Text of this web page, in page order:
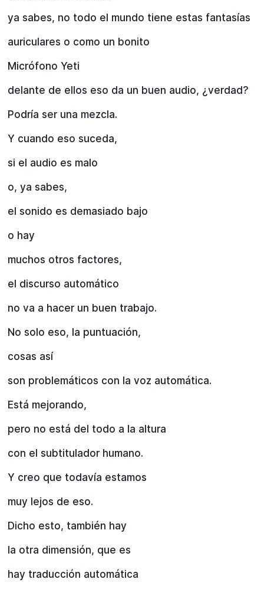
ya sabes, no todo el mundo tiene estas fantasías
auriculares o como un bonito
Micrófono Yeti
delante de ellos eso da un buen audio, ¿verdad?
Podría ser una mezcla.
Y cuando eso suceda,
si el audio es malo
o, ya sabes,
el sonido es demasiado bajo
o hay
muchos otros factores,
el discurso automático
no va a hacer un buen trabajo.
No solo eso, la puntuación,
cosas así
son problemáticos con la voz automática.
Está mejorando,
pero no está del todo a la altura
con el subtitulador humano.
Y creo que todavía estamos
muy lejos de eso.
Dicho esto, también hay
la otra dimensión, que es
hay traducción automática